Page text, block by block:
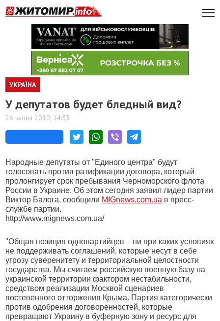
УКРАЇНА
У депутатов будет бледный вид?
26 квітня 2010, 14:53
Народные депутаты от "Единого центра" будут
голосовать против ратификации договора, который
пролонгирует срок пребывания Черноморского флота
России в Украине. Об этом сегодня заявил лидер партии
Виктор Балога, сообщили MIGnews.com.ua в пресс-
службе партии.
http://www.mignews.com.ua/
"Общая позиция однопартийцев – ни при каких условиях
не поддерживать соглашений, которые несут в себе
угрозу суверенитету и территориальной целостности
государства. Мы считаем российскую военную базу на
украинской территории фактором нестабильности,
средством реализации Москвой сценариев
постепенного отторжения Крыма. Партия категорически
против одобрения договоренностей, которые
превращают Украину в буферную зону и ресурс для